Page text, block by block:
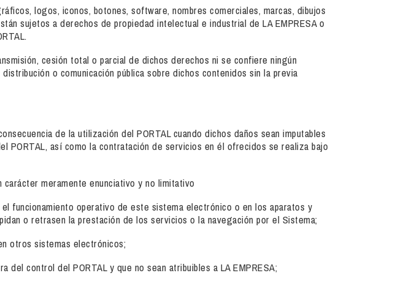
logos, iconos, botones, software, nombres comerciales, marcas, dibujos
sujetos a derechos de propiedad intelectual e industrial de LA EMPRESA o
cesión total o parcial de dichos derechos ni se confiere ningún
o comunicación pública sobre dichos contenidos sin la previa
de la utilización del PORTAL cuando dichos daños sean imputables
PORTAL, así como la contratación de servicios en él ofrecidos se realiza bajo
meramente enunciativo y no limitativo
funcionamiento operativo de este sistema electrónico o en los aparatos y
o retrasen la prestación de los servicios o la navegación por el Sistema;
otros sistemas electrónicos;
control del PORTAL y que no sean atribuibles a LA EMPRESA;